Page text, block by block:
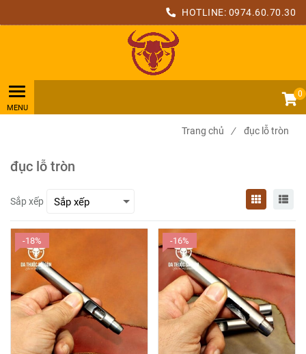
HOTLINE: 0974.60.70.30
0
Trang chủ / đục lỗ tròn
đục lỗ tròn
Sắp xếp
-18% -16%